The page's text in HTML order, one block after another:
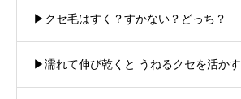
▶︎クセ毛はすく？すかない？どっち？
▶︎濡れて伸び乾くと うねるクセを活かす